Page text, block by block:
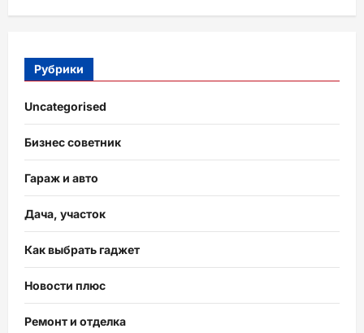
Рубрики
Uncategorised
Бизнес советник
Гараж и авто
Дача, участок
Как выбрать гаджет
Новости плюс
Ремонт и отделка